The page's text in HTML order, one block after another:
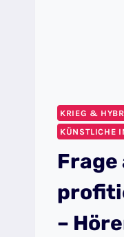
KRIEG &
KÜNSTLICHE
Frage
–